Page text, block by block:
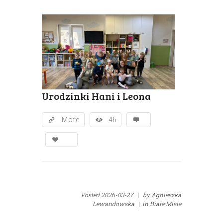
Urodzinki Hani i Leona
More 46
Posted2026-03-27 | byAgnieszka
Lewandowska | in Białe Misie